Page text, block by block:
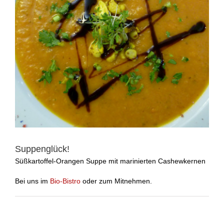
Suppenglück!
Süßkartoffel-Orangen Suppe mit marinierten Cashewkernen
Bei uns im Bio-Bistro oder zum Mitnehmen.